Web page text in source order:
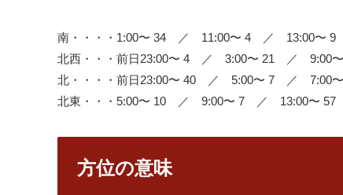
南・・・・1:00〜 34 ／ 11:00〜 4 ／ 13:00〜
北西・・・前日23:00〜 4 ／ 3:00〜 21 ／
北・・・・前日23:00〜 40 ／ 5:00〜 7 ／
北東・・・5:00〜 10 ／ 9:00〜 7 ／ 13:00〜 57
方位の意味